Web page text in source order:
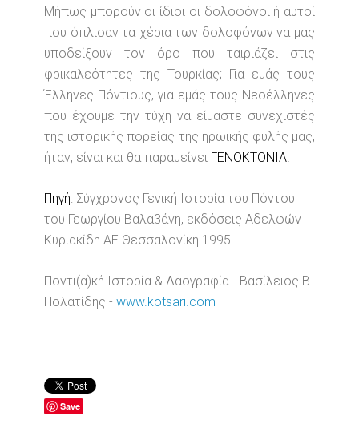
Μήπως μπορούν οι ίδιοι οι δολοφόνοι ή αυτοί
που όπλισαν τα χέρια των δολοφόνων να μας
υποδείξουν τον όρο που ταιριάζει στις
φρικαλεότητες της Τουρκίας; Για εμάς τους
Έλληνες Πόντιους, για εμάς τους Νεοέλληνες
που έχουμε την τύχη να είμαστε συνεχιστές
της ιστορικής πορείας της ηρωικής φυλής μας,
ήταν, είναι και θα παραμείνει ΓΕΝΟΚΤΟΝΙΑ.
Πηγή: Σύγχρονος Γενική Ιστορία του Πόντου
του Γεωργίου Βαλαβάνη, εκδόσεις Αδελφών
Κυριακίδη ΑΕ Θεσσαλονίκη 1995
Ποντι(α)κή Ιστορία & Λαογραφία - Βασίλειος Β.
Πολατίδης - www.kotsari.com
Save